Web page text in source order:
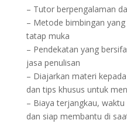
– Tutor berpengalaman
– Metode bimbingan
tatap muka
– Pendekatan yang
jasa penulisan
– Diajarkan materi
dan tips khusus untuk
– Biaya terjangkau, waktu
dan siap membantu di